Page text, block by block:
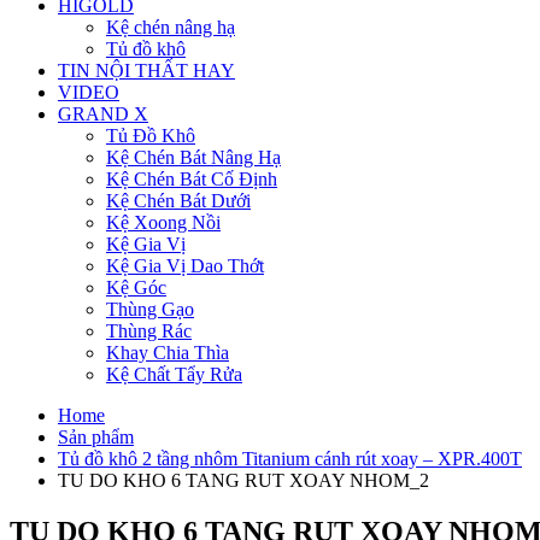
HIGOLD
Kệ chén nâng hạ
Tủ đồ khô
TIN NỘI THẤT HAY
VIDEO
GRAND X
Tủ Đồ Khô
Kệ Chén Bát Nâng Hạ
Kệ Chén Bát Cố Định
Kệ Chén Bát Dưới
Kệ Xoong Nồi
Kệ Gia Vị
Kệ Gia Vị Dao Thớt
Kệ Góc
Thùng Gạo
Thùng Rác
Khay Chia Thìa
Kệ Chất Tẩy Rửa
Home
Sản phẩm
Tủ đồ khô 2 tầng nhôm Titanium cánh rút xoay – XPR.400T
TU DO KHO 6 TANG RUT XOAY NHOM_2
TU DO KHO 6 TANG RUT XOAY